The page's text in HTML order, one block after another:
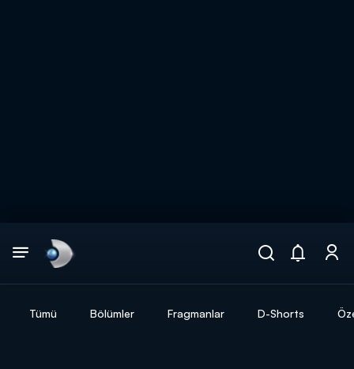
Tümü Bölümler Fragmanlar D-Shorts